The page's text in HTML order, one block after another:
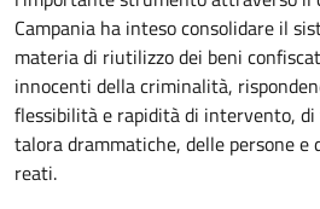
Campania ha inteso consolidare il
materia di riutilizzo dei beni
innocenti della criminalità,
flessibilità e rapidità di intervento, di
talora drammatiche, delle persone
reati.